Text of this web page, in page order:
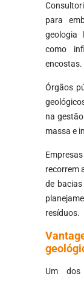
para
geologia
como
encostas.
Órgãos
na
massa e
recorrem
de
resíduos.
Um